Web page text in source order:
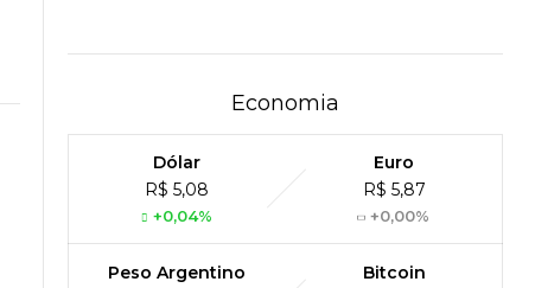
Economia
Dólar
R$ 5,08
+0,04%
Euro
R$ 5,87
+0,00%
Peso Argentino
Bitcoin